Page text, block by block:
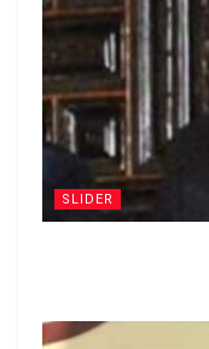
SLIDER